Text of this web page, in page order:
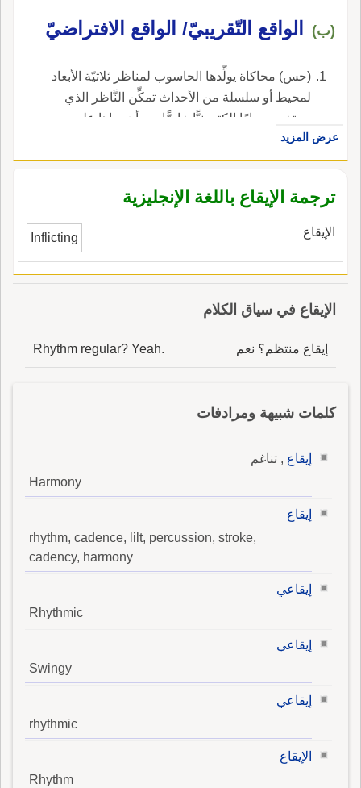
للنشاطات الاقتصادية في المجتمع سواء بالسلب أو
بالإيجاب.
(ب) الواقع التّقريبيّ/ الواقع الافتراضيّ
(حس) محاكاة يولِّدها الحاسوب لمناظر ثلاثيّة الأبعاد
لمحيط أو سلسلة من الأحداث تمكِّن النَّاظر الذي
يستخدم جهازًا إلكترونيًّا خاصًّا من أن يراها على
شاشة عرض ويتفاعل معها بطريقة تبدو فعليَّة.عرض المزيد
ترجمة الإيقاع باللغة الإنجليزية
الإيقاع Inflicting
الإيقاع في سياق الكلام
إيقاع منتظم؟ نعم Rhythm regular? Yeah.
كلمات شبيهة ومرادفات
إيقاع , تناغم
Harmony
إيقاع
rhythm, cadence, lilt, percussion, stroke,
cadency, harmony
إيقاعي
Rhythmic
إيقاعي
Swingy
إيقاعي
rhythmic
الإيقاع
Rhythm